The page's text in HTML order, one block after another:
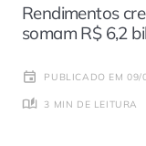
Rendimentos
somam R$ 6,2
PUBLICADO EM
3 MIN DE LEITURA